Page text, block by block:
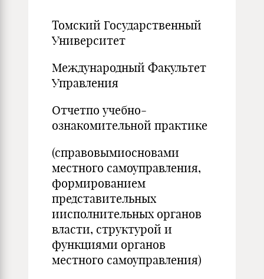
Томский Государственный
Университет
Международный Факультет
Управления
Отчетпо учебно-
ознакомительной практике
(cправовымиосновами
местного самоуправления,
формированием
представительных
иисполнительных органов
власти, структурой и
функциями органов
местного самоуправления)